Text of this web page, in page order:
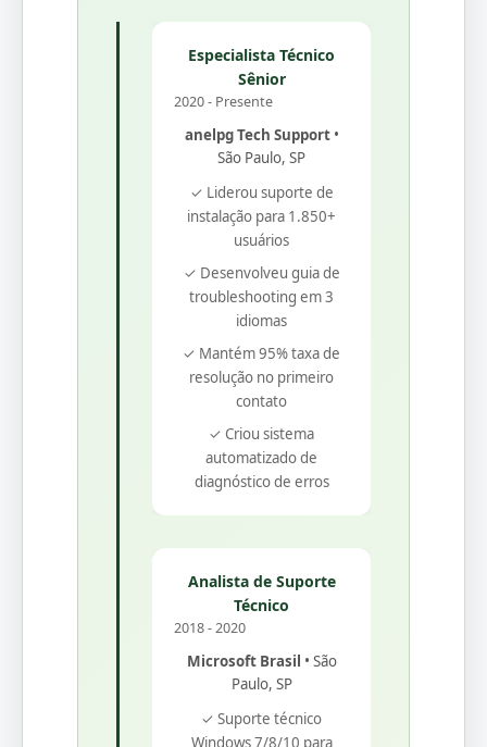
Especialista Técnico
Sênior
2020 - Presente
anelpg Tech Support•
São Paulo, SP
✓ Liderou suporte de
instalação para 1.850+
usuários
✓ Desenvolveu guia de
troubleshooting em 3
idiomas
✓ Mantém 95% taxa de
resolução no primeiro
contato
✓ Criou sistema
automatizado de
diagnóstico de erros
Analista de Suporte
Técnico
2018 - 2020
Microsoft Brasil • São
Paulo, SP
✓ Suporte técnico
Windows 7/8/10 para